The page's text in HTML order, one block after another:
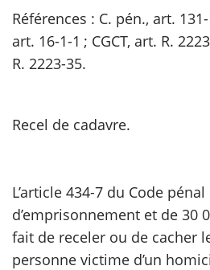
Références : C. pén., art.
art. 16-1-1 ; CGCT, art. R.
R. 2223-35.
Recel de cadavre.
L’article 434-7 du Code
d’emprisonnement et de 30
fait de receler ou de cacher
personne victime d’un